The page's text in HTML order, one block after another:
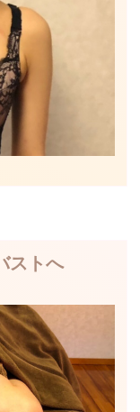
ストへ